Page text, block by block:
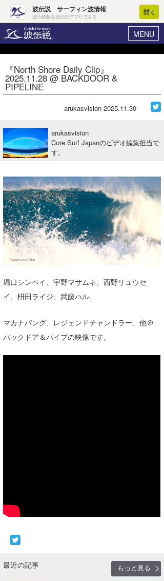
波伝説 サーフィン波情報
波の情報を波伝説アプリでみる
開く
MENU
ヘルプ マイホーム
ログイン
WAVE HUNTER波予想ツール
気象情報
ニュース
サーフィンエリアガイド
会員メニュー
今月のプレゼント
『North Shore Daily Clip』
2025.11.28 @ BACKDOOR &
PIPELINE
arukasvision 2025.11.30
arukasvision
Core Surf Japanのビデオ編集担当で
す。
堀口シンペイ、宇野マサムネ、西野リュウセ
イ、枡田ライジ、武藤ハル、
マカナパング、レジェンドチャンドラー、他＠
バックドア＆パイプの映像です。
最近の記事
もっと見る
Core Surf Japan
コンテスト
ファッション/グッズ
アート＆エンタメ
コラム
トラベル
ショップ情報
ショップ情報
湘南
千葉北
伊豆
千葉南
大阪
四国
ウラナミ
お知らせ
その他
ルール＆How to
VOTE!
サーファーズ